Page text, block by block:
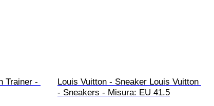
Trainer -
Louis Vuitton - Sneaker Louis Vuitton
- Sneakers - Misura: EU 41.5